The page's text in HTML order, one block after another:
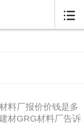

料厂报价价钱是多
材GRG材料厂告诉